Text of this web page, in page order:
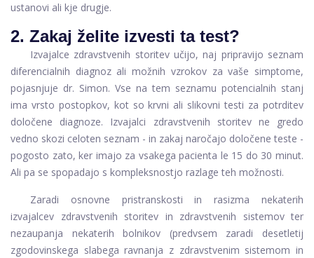
ustanovi ali kje drugje.
2. Zakaj želite izvesti ta test?
Izvajalce zdravstvenih storitev učijo, naj pripravijo seznam
diferencialnih diagnoz ali možnih vzrokov za vaše simptome,
pojasnjuje dr. Simon. Vse na tem seznamu potencialnih stanj
ima vrsto postopkov, kot so krvni ali slikovni testi za potrditev
določene diagnoze. Izvajalci zdravstvenih storitev ne gredo
vedno skozi celoten seznam - in zakaj naročajo določene teste -
pogosto zato, ker imajo za vsakega pacienta le 15 do 30 minut.
Ali pa se spopadajo s kompleksnostjo razlage teh možnosti.
Zaradi osnovne pristranskosti in rasizma nekaterih
izvajalcev zdravstvenih storitev in zdravstvenih sistemov ter
nezaupanja nekaterih bolnikov (predvsem zaradi desetletij
zgodovinskega slabega ravnanja z zdravstvenim sistemom in